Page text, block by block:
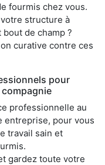
fourmis chez vous.
structure à
de champ ?
curative contre ces
pour
professionnelle au
entreprise, pour vous
travail sain et
gardez toute votre